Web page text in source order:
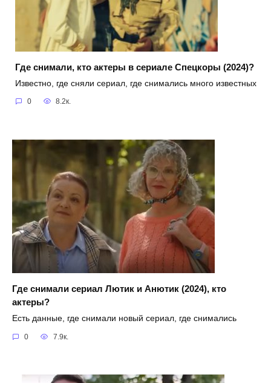
Где снимали, кто актеры в сериале Спецкоры (2024)?
Известно, где сняли сериал, где снимались много известных
0 8.2к.
Где снимали сериал Лютик и Анютик (2024), кто
актеры?
Есть данные, где снимали новый сериал, где снимались
0 7.9к.